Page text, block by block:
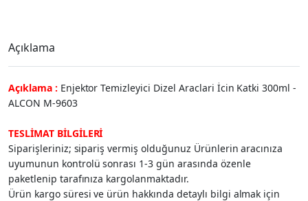
Açıklama
Açıklama : Enjektor Temizleyici Dizel Araclari İcin Katki 300ml -
ALCON M-9603
TESLİMAT BİLGİLERİ
Siparişleriniz; sipariş vermiş olduğunuz Ürünlerin aracınıza
uyumunun kontrolü sonrası 1-3 gün arasında özenle
paketlenip tarafınıza kargolanmaktadır.
Ürün kargo süresi ve ürün hakkında detaylı bilgi almak için